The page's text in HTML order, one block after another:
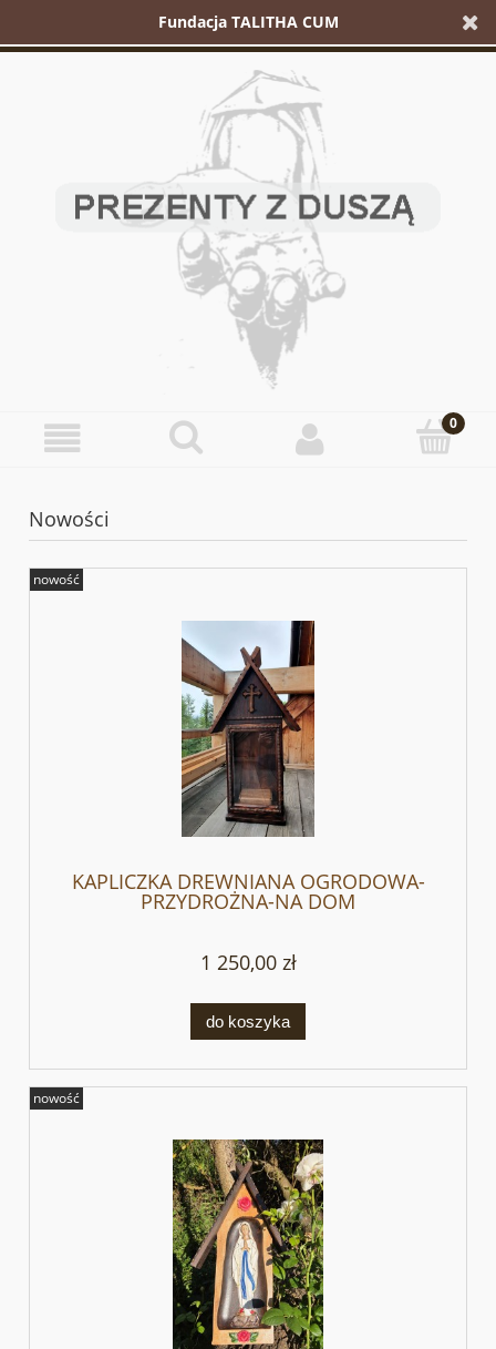
Fundacja TALITHA CUM
Nowości
KAPLICZKA DREWNIANA OGRODOWA-
PRZYDROŻNA-NA DOM
1 250,00 zł
do koszyka
nowość
nowość